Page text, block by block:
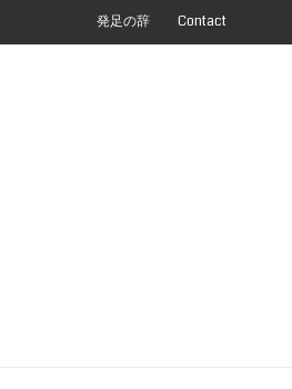
発足の辞 Contact